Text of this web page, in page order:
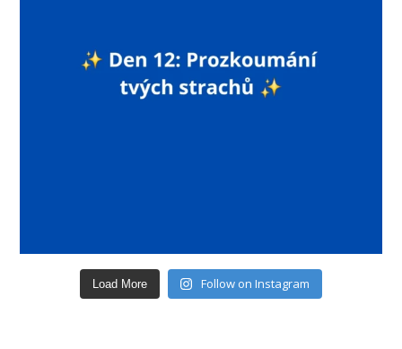
Load More Follow on Instagram